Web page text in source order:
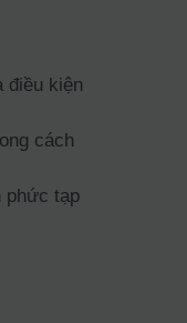
điều kiện
cách
phức tạp